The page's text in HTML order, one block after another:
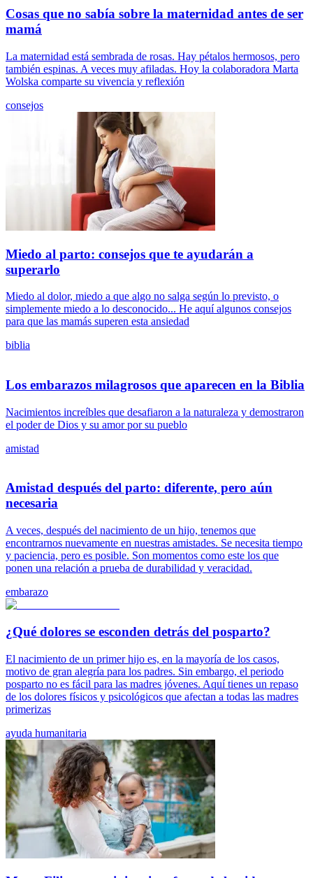
Cosas que no sabía sobre la maternidad antes de ser
mamá
La maternidad está sembrada de rosas. Hay pétalos hermosos, pero
también espinas. A veces muy afiladas. Hoy la colaboradora Marta
Wolska comparte su vivencia y reflexión
consejos
Miedo al parto: consejos que te ayudarán a
superarlo
Miedo al dolor, miedo a que algo no salga según lo previsto, o
simplemente miedo a lo desconocido... He aquí algunos consejos
para que las mamás superen esta ansiedad
biblia
Los embarazos milagrosos que aparecen en la Biblia
Nacimientos increíbles que desafiaron a la naturaleza y demostraron
el poder de Dios y su amor por su pueblo
amistad
Amistad después del parto: diferente, pero aún
necesaria
A veces, después del nacimiento de un hijo, tenemos que
encontrarnos nuevamente en nuestras amistades. Se necesita tiempo
y paciencia, pero es posible. Son momentos como este los que
ponen una relación a prueba de durabilidad y veracidad.
embarazo
¿Qué dolores se esconden detrás del posparto?
El nacimiento de un primer hijo es, en la mayoría de los casos,
motivo de gran alegría para los padres. Sin embargo, el periodo
posparto no es fácil para las madres jóvenes. Aquí tienes un repaso
de los dolores físicos y psicológicos que afectan a todas las madres
primerizas
ayuda humanitaria